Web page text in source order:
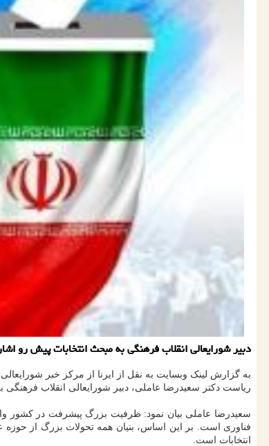
دبیر شورایعالی انقلاب فرهنگی به مبحث انتخابات پیش رو
به گزارش لینک وبسایت به نقل از ایرنا از مرکز خبر
ریاست دکتر سعیدرضا عاملی، دبیر شورایعالی انقلاب فرهنگی
سعیدرضا عاملی بیان نمود: ظرفیت بزرگ پیشرفت در کشور
فناوری است. بر این اساس، بنیان همه تحولات بزرگ از
انتخابات است.